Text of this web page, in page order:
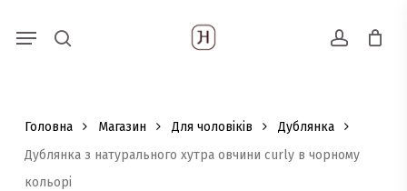
Пошук
товарів
account
Menu
Головна Магазин Для чоловіків
Дублянка
Дублянка з натурального хутра овчини curly в чорному
кольорі